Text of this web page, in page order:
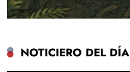
NOTICIERO DEL DÍA